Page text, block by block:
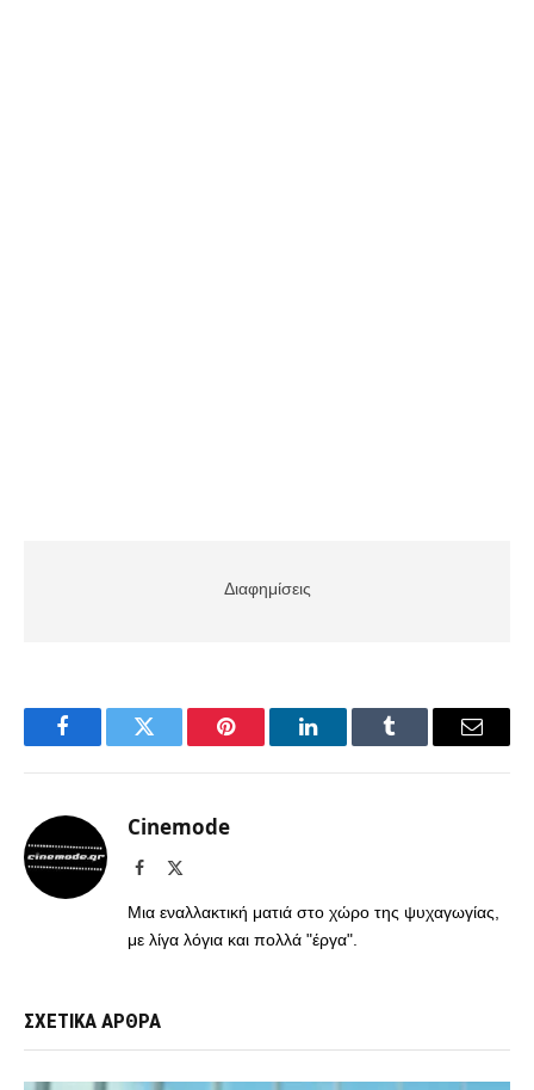
Διαφημίσεις
FacebookTwitter Pinterest LinkedInTumblr Email
Cinemode
Facebook
Μια εναλλακτική ματιά στο χώρο της ψυχαγωγίας,
με λίγα λόγια και πολλά "έργα".
ΣΧΕΤΙΚΑ ΑΡΘΡΑ